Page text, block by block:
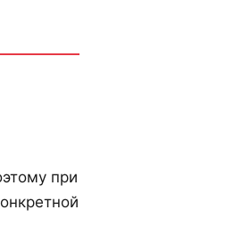
при